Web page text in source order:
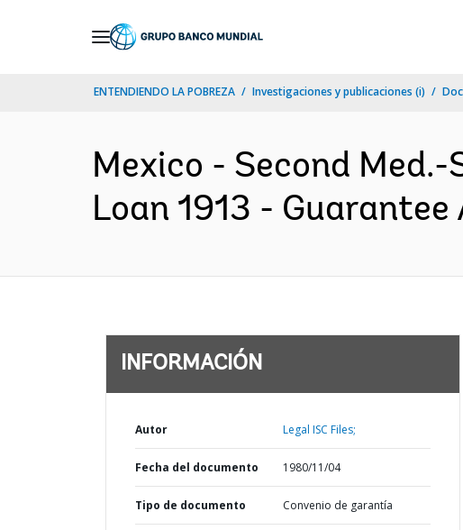
ENTENDIENDO LA POBREZA Investigaciones y publicaciones (i)
Mexico - Second
Loan 1913 -
INFORMACIÓN
Autor Legal ISC Files;
Fecha del documento 1980/11/04
Tipo de documento Convenio de garantía